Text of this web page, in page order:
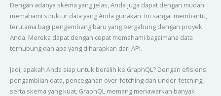
Dengan adanya skema yang jelas, Anda juga dapat dengan mudah
memahami struktur data yang Anda gunakan. Ini sangat membantu,
terutama bagi pengembang baru yang bergabung dengan proyek
Anda. Mereka dapat dengan cepat memahami bagaimana data
terhubung dan apa yang diharapkan dari API.
Jadi, apakah Anda siap untuk beralih ke GraphQL? Dengan efisiensi
pengambilan data, pencegahan over-fetching dan under-fetching,
serta skema yang kuat, GraphQL memang menawarkan banyak